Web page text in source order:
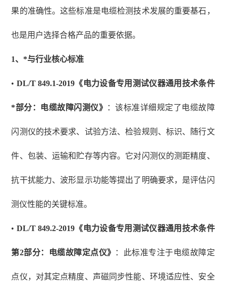
果的准确性。这些标准是电缆检测技术发展的重要基石，
也是用户选择合格产品的重要依据。
1、 *与行业核心标准
• DL/T 849.1-2019《电力设备专用测试仪器通用技术条件
*部分：电缆故障闪测仪》 ：该标准详细规定了电缆故障
闪测仪的技术要求、试验方法、检验规则、标识、随行文
件、包装、运输和贮存等内容。它对闪测仪的测距精度、
抗干扰能力、波形显示功能等提出了明确要求，是评估闪
测仪性能的关键标准。
• DL/T 849.2-2019《电力设备专用测试仪器通用技术条件
第2部分：电缆故障定点仪》 ：此标准专注于电缆故障定
点仪，对其定点精度、声磁同步性能、环境适应性、安全